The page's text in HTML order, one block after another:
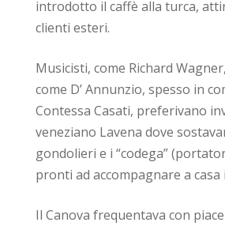
introdotto il caffè alla turca,
clienti esteri.
Musicisti, come Richard
come D’ Annunzio, spesso in
Contessa Casati, preferivano
veneziano Lavena dove
gondolieri e i “codega”
pronti ad accompagnare a casa
Il Canova frequentava con